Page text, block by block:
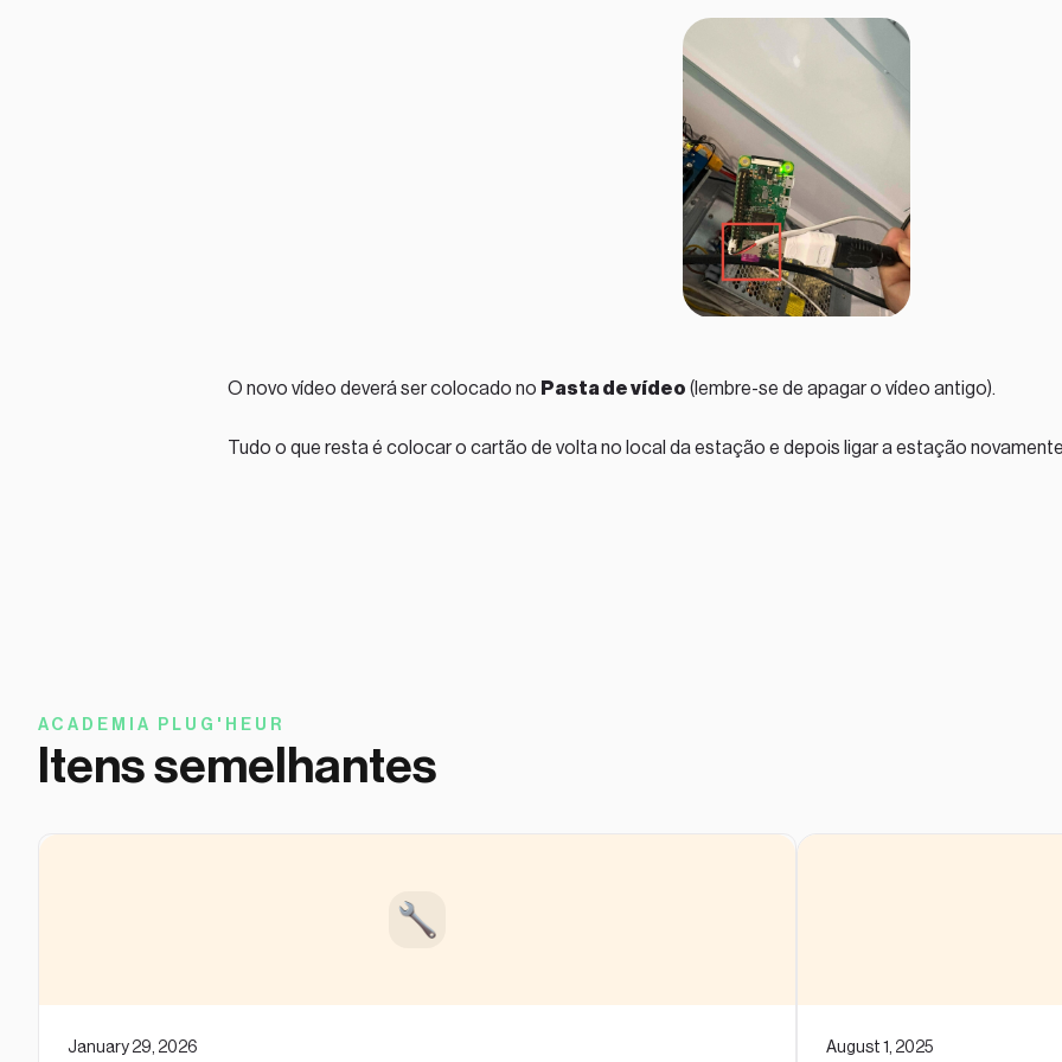
O novo vídeo deverá ser colocado no Pasta de vídeo (lembre-se de apagar o vídeo antigo).
Tudo o que resta é colocar o cartão de volta no local da estação e depois ligar a estação
ACADEMIA PLUG'HEUR
Itens semelhantes
January 29, 2026 August 1, 2025